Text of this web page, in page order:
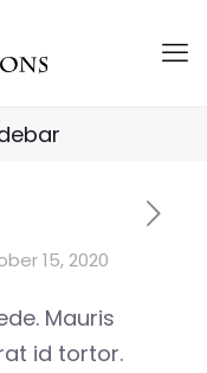
15, 2020
Mauris
id tortor.